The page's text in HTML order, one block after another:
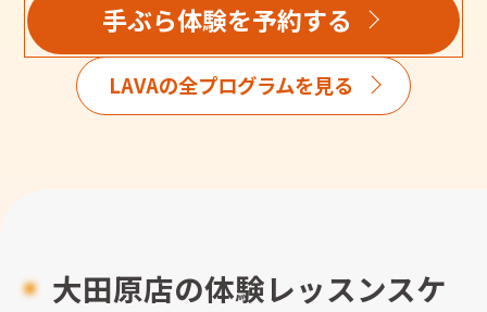
手ぶら体験を予約する
LAVAの全プログラムを見る
大田原店の体験レッスンスケ